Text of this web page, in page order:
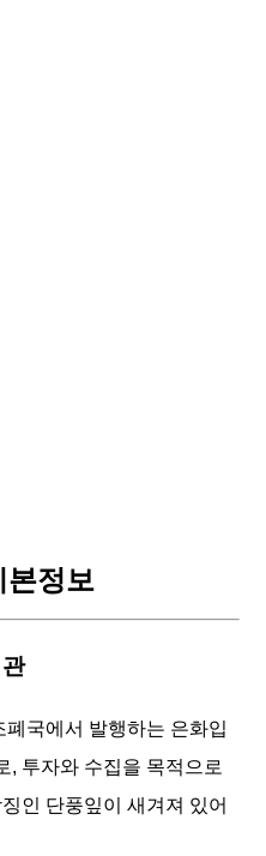
본정보
국에서 발행하는 은화입
, 투자와 수집을 목적으로
인 단풍잎이 새겨져 있어